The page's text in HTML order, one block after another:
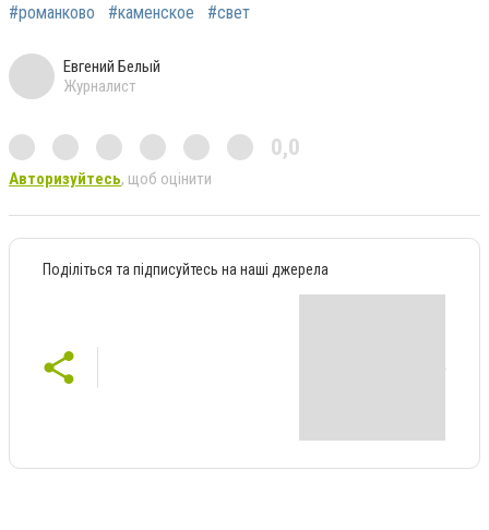
#романково
#каменское #свет
Евгений Белый
Журналист
0,0
Авторизуйтесь, щоб оцінити
Поділіться та підписуйтесь на наші джерела